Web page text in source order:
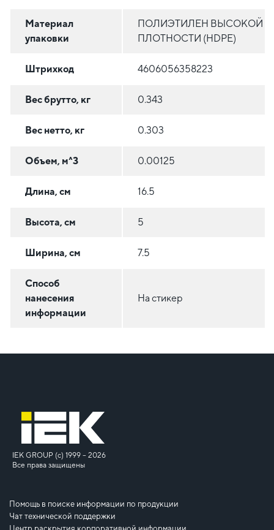
Материал
упаковки
ПОЛИЭТИЛЕН ВЫСОКОЙ
ПЛОТНОСТИ (HDPE)
Штрихкод 4606056358223
Вес брутто, кг 0.343
Вес нетто, кг 0.303
Объем, м^3 0.00125
Длина, см 16.5
Высота, см 5
Ширина, см 7.5
Способ
нанесения
информации
На стикер
IEK GROUP (c) 1999 – 2026
Все права защищены
Помощь в поиске информации по продукции
Чат технической поддержки